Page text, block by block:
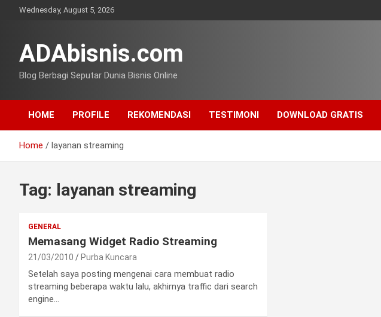
Wednesday, August 5, 2026
ADAbisnis.com
Blog Berbagi Seputar Dunia Bisnis Online
HOME PROFILE REKOMENDASI TESTIMONI DOWNLOAD GRATIS
Home layanan streaming
Tag: layanan streaming
GENERAL
Memasang Widget Radio Streaming
21/03/2010 Purba Kuncara
Setelah saya posting mengenai cara membuat radio
streaming beberapa waktu lalu, akhirnya traffic dari search
engine…